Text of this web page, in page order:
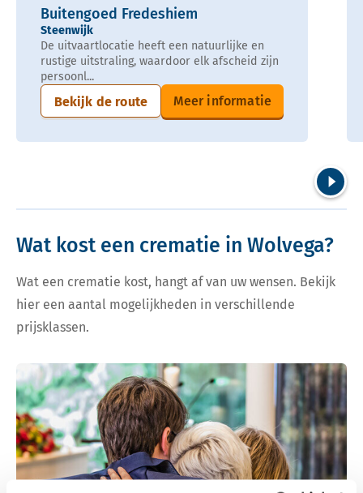
Buitengoed Fredeshiem
Steenwijk
De uitvaartlocatie heeft een natuurlijke en
rustige uitstraling, waardoor elk afscheid zijn
persoonl...
Bekijk de route Meer informatie
Wat kost een crematie in Wolvega?
Wat een crematie kost, hangt af van uw wensen. Bekijk
hier een aantal mogelijkheden in verschillende
prijsklassen.
Bekijk tarieven voor crematie